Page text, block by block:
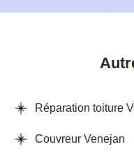
Réparation toiture
Couvreur Venejan